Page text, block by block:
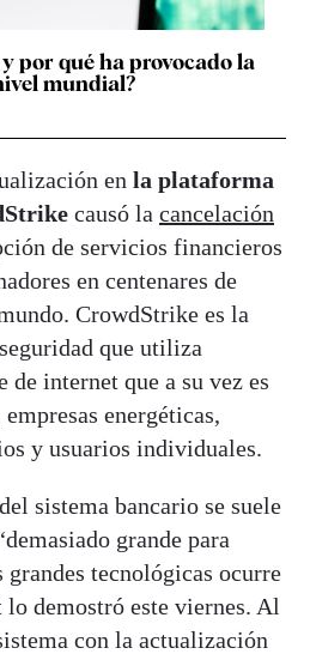
por qué ha provocado la
mundial?
en la plataforma
causó la cancelación
de servicios financieros
en centenares de
CrowdStrike es la
que utiliza
internet que a su vez es
energéticas,
y usuarios individuales.
sistema bancario se suele
grande para
grandes tecnológicas ocurre
demostró este viernes. Al
con la actualización